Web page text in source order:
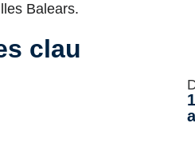
Balears.
clau